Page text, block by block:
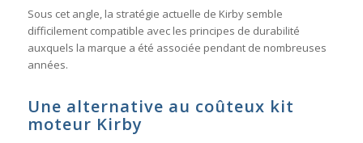
Sous cet angle, la stratégie actuelle de Kirby semble
difficilement compatible avec les principes de durabilité
auxquels la marque a été associée pendant de nombreuses
années.
Une alternative au coûteux kit
moteur Kirby